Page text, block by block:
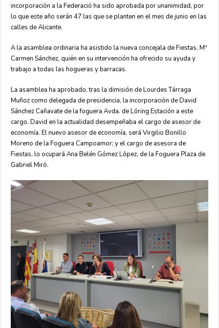
incorporación a la Federació ha sido aprobada por unanimidad, por
lo que este año serán 47 las que se planten en el mes de junio en las
calles de Alicante.
A la asamblea ordinaria ha asistido la nueva concejala de Fiestas, Mª
Carmen Sánchez, quién en su intervención ha ofrecido su ayuda y
trabajo a todas las hogueras y barracas.
La asamblea ha aprobado, tras la dimisión de Lourdes Tárraga
Muñoz como delegada de presidencia, la incorporación de David
Sánchez Cañavate de la foguera Avda. de Lóring Estación a este
cargo. David en la actualidad desempeñaba el cargo de asesor de
economía. El nuevo asesor de economía, será Virgilio Bonillo
Moreno de la Foguera Campoamor; y el cargo de asesora de
Fiestas, lo ocupará Ana Belén Gómez López, de la Foguera Plaza de
Gabriel Miró.